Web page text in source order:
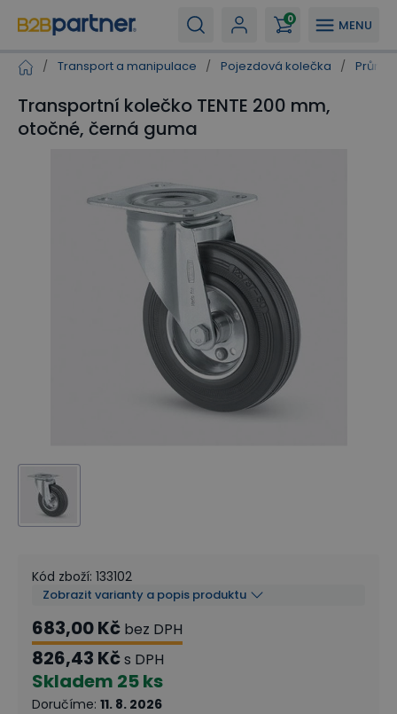
MENU
0
/ Transport a manipulace / Pojezdová kolečka /
Transportní kolečko TENTE 200 mm,
otočné, černá guma
Kód zboží: 133102
Zobrazit varianty a popis produktu
683,00 Kč bez DPH
826,43 Kčs DPH
Skladem 25 ks
Doručíme: 11. 8. 2026